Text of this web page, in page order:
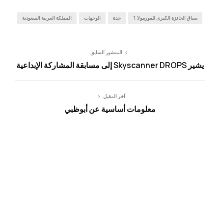
المملكة العربية السعودية الوجهات جدة سباق الجائزة الكبرى للفورمولا 1
المنشور السابق
يشير Skyscanner DROPS إلى مسابقة المشاركة الإبداعية
آخر المقبل
معلومات أساسية عن أبوظبي